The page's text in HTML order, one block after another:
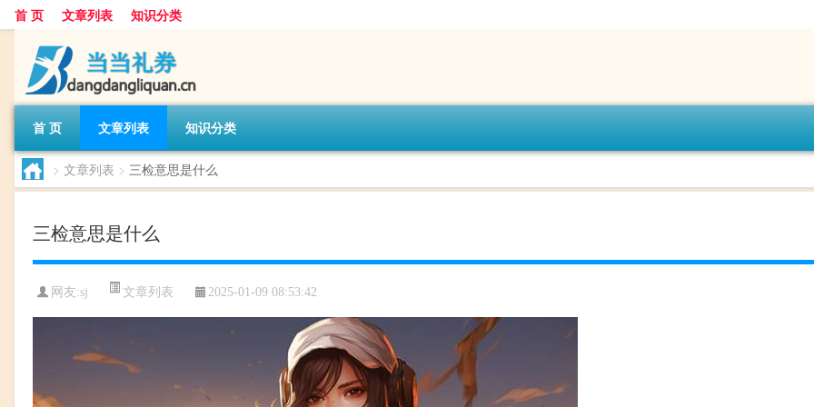
首 页 文章列表 知识分类
首 页 文章列表 知识分类
> 文章列表 > 三检意思是什么
三检意思是什么
网友:sj 文章列表 2025-01-09 08:53:42